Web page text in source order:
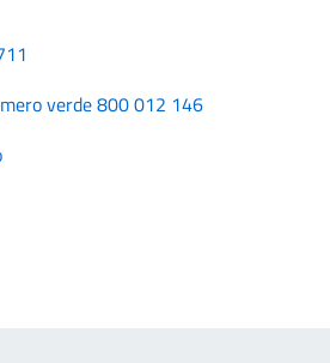
verde 800 012 146